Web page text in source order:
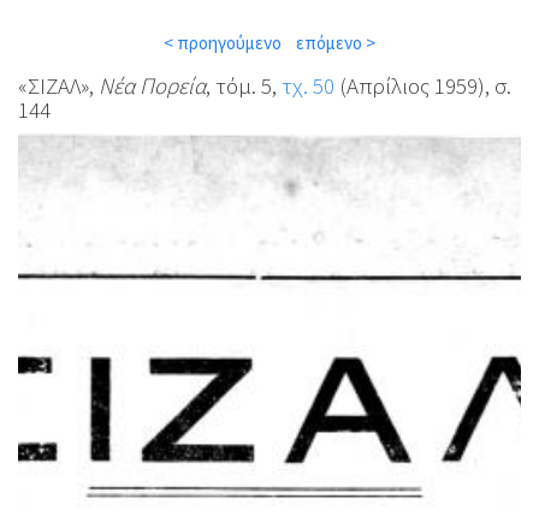
< προηγούμενο επόμενο >
«ΣΙΖΑΛ», Νέα Πορεία, τόμ. 5, τχ. 50 (Απρίλιος 1959), σ.
144